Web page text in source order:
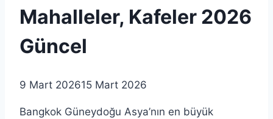
Mahalleler, Kafeler 2026
Güncel
9 Mart 202615 Mart 2026
Bangkok Güneydoğu Asya’nın en büyük